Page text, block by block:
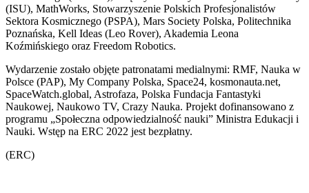
(ISU), MathWorks, Stowarzyszenie Polskich Profesjonalistów
Sektora Kosmicznego (PSPA), Mars Society Polska, Politechnika
Poznańska, Kell Ideas (Leo Rover), Akademia Leona
Koźmińskiego oraz Freedom Robotics.
Wydarzenie zostało objęte patronatami medialnymi: RMF, Nauka w
Polsce (PAP), My Company Polska, Space24, kosmonauta.net,
SpaceWatch.global, Astrofaza, Polska Fundacja Fantastyki
Naukowej, Naukowo TV, Crazy Nauka. Projekt dofinansowano z
programu „Społeczna odpowiedzialność nauki” Ministra Edukacji i
Nauki. Wstęp na ERC 2022 jest bezpłatny.
(ERC)